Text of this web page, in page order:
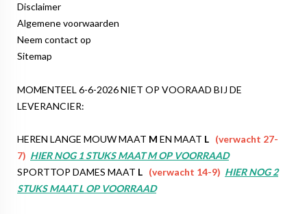
Disclaimer
Algemene voorwaarden
Neem contact op
Sitemap
MOMENTEEL 6-6-2026 NIET OP VOORAAD BIJ DE
LEVERANCIER:
HEREN LANGE MOUW MAAT M EN MAAT L (verwacht 27-
7) HIER NOG 1 STUKS MAAT M OP VOORRAAD
SPORTTOP DAMES MAAT L (verwacht 14-9) HIER NOG 2
STUKS MAAT L OP VOORRAAD